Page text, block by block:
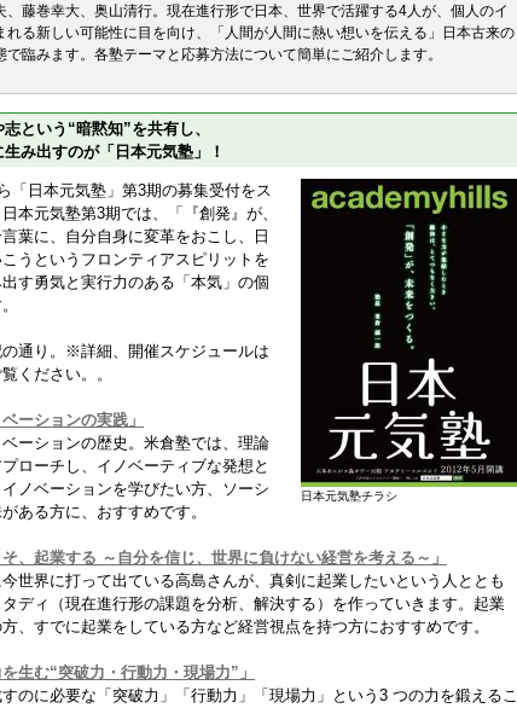
、藤巻幸大、奥山清行。現在進行形で日本、世界で活躍する4人が、個人のイ
れる新しい可能性に目を向け、「人間が人間に熱い想いを伝える」日本古来の
で臨みます。各塾テーマと応募方法について簡単にご紹介します。
という“暗黙知”を共有し、
み出すのが「日本元気塾」！
日本元気塾チラシ
「日本元気塾」第3期の募集受付をス
本元気塾第3期では、「『創発』が、
葉に、自分自身に変革をおこし、日
うというフロンティアスピリットを
す勇気と実行力のある「本気」の個
通り。※詳細、開催スケジュールは
ください。。
ーションの実践」
ーションの歴史。米倉塾では、理論
ローチし、イノベーティブな発想と
ノベーションを学びたい方、ソーシ
ある方に、おすすめです。
そ、起業する ～自分を信じ、世界に負けない経営を考える～」
世界に打って出ている高島さんが、真剣に起業したいという人ととも
ディ（現在進行形の課題を分析、解決する）を作っていきます。起業
、すでに起業をしている方など経営視点を持つ方におすすめです。
を生む“突破力・行動力・現場力”」
のに必要な「突破力」「行動力」「現場力」という3 つの力を鍛えるこ